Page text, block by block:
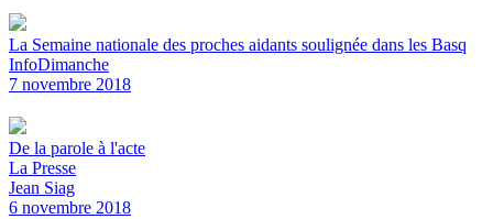
La Semaine nationale des proches aidants soulignée dans les Basq
InfoDimanche
7 novembre 2018
De la parole à l'acte
La Presse
Jean Siag
6 novembre 2018